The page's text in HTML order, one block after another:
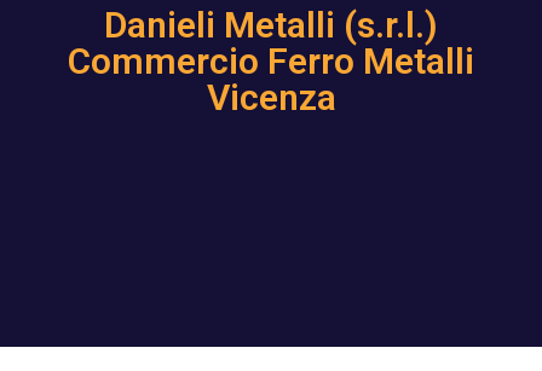
Danieli Metalli (s.r.l.)
Commercio Ferro Metalli
Vicenza